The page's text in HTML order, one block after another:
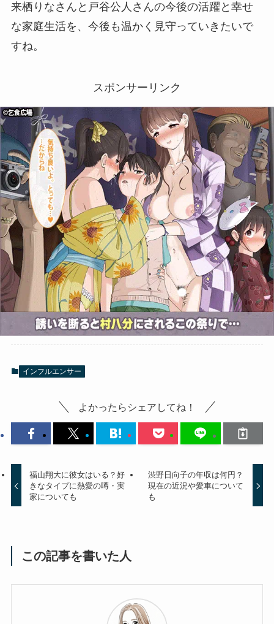
来栖りなさんと戸谷公人さんの今後の活躍と幸せ
な家庭生活を、今後も温かく見守っていきたいで
すね。
スポンサーリンク
インフルエンサー
よかったらシェアしてね！
福山翔大に彼女はいる？好
きなタイプに熱愛の噂・実
家についても
渋野日向子の年収は何円？
現在の近況や愛車について
も
この記事を書いた人